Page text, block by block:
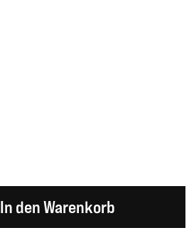
Wert ein oder
In den Warenkorb